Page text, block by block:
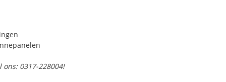
ons: 0317-228004!